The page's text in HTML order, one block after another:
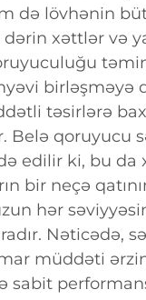
də lövhənin
dərin xəttlər və
birləşməyə
təsirlərə
Belə qoruyucu
edilir ki, bu da
bir neçə
hər
Nəticədə,
müddəti
sabit